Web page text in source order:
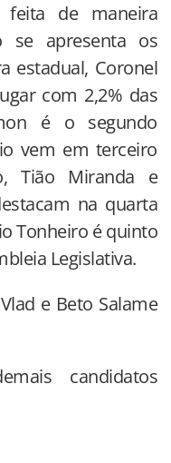
de maneira
se apresenta os
estadual, Coronel
com 2,2% das
é o segundo
vem em terceiro
Tião Miranda e
na quarta
Tonheiro é quinto
Legislativa.
e Beto Salame
candidatos